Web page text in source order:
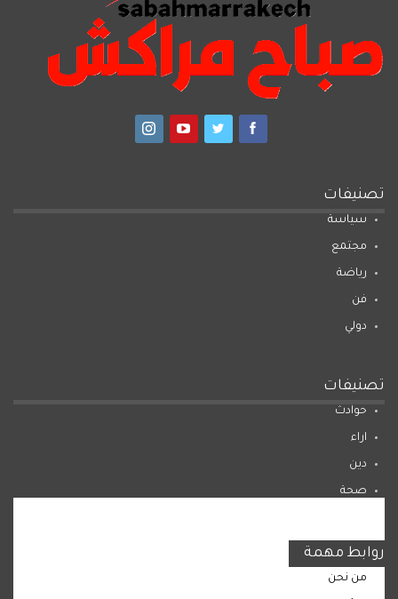
تصنيفات
سياسة
مجتمع
رياضة
فن
دولي
تصنيفات
حوادث
اراء
دين
صحة
روابط مهمة
من نحن